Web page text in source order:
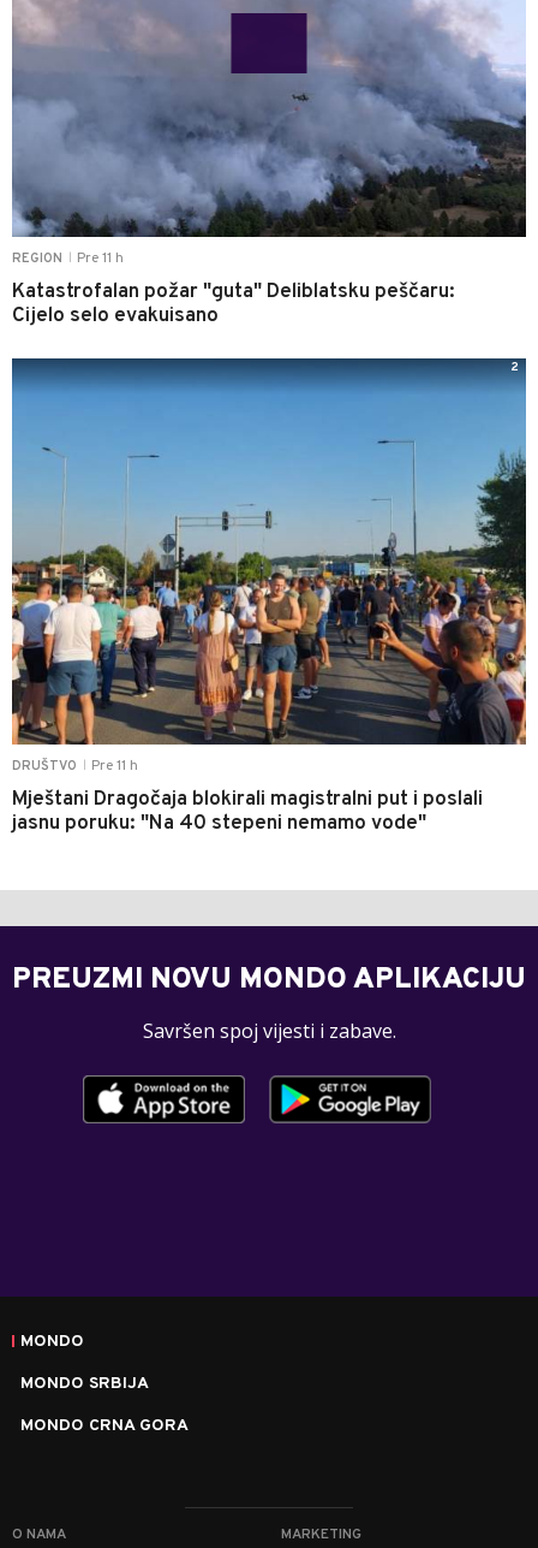
REGION Pre 11 h
Katastrofalan požar "guta" Deliblatsku peščaru:
Cijelo selo evakuisano
DRUŠTVO Pre 11 h
Mještani Dragočaja blokirali magistralni put i poslali
jasnu poruku: "Na 40 stepeni nemamo vode"
2
PREUZMI NOVU MONDO APLIKACIJU
Savršen spoj vijesti i zabave.
MONDO
MONDO SRBIJA
MONDO CRNA GORA
O NAMA MARKETING